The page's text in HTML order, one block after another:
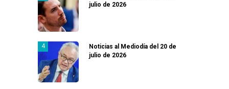
julio de 2026
Noticias al Mediodía del 20 de
julio de 2026